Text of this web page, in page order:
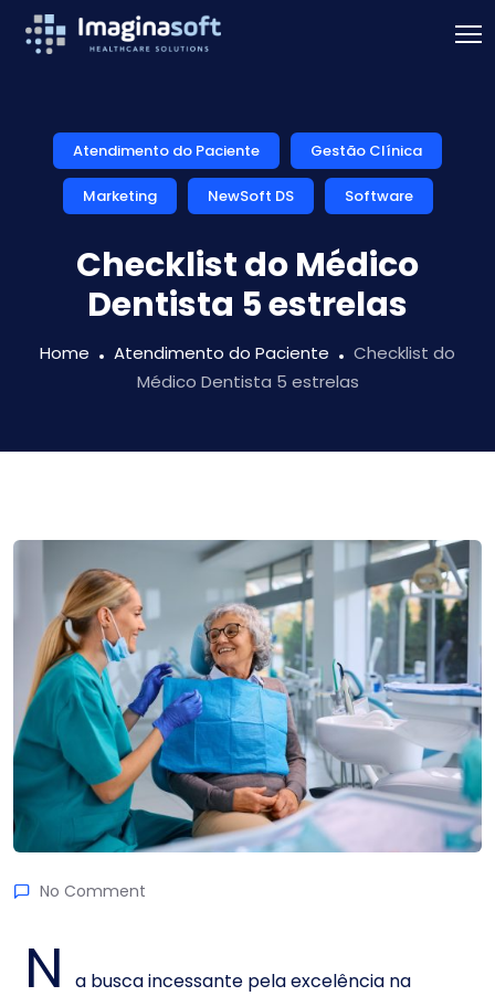
Atendimento do Paciente Gestão Clínica
Marketing NewSoft DS Software
Checklist do Médico
Dentista 5 estrelas
Home Atendimento do Paciente
Checklist do
Médico Dentista 5 estrelas
No Comment
N
a busca incessante pela excelência na